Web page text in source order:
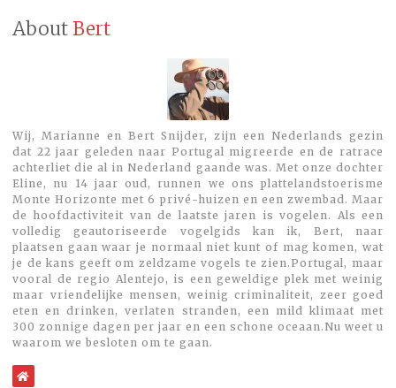
About Bert
Wij, Marianne en Bert Snijder, zijn een Nederlands gezin
dat 22 jaar geleden naar Portugal migreerde en de ratrace
achterliet die al in Nederland gaande was. Met onze dochter
Eline, nu 14 jaar oud, runnen we ons plattelandstoerisme
Monte Horizonte met 6 privé-huizen en een zwembad. Maar
de hoofdactiviteit van de laatste jaren is vogelen. Als een
volledig geautoriseerde vogelgids kan ik, Bert, naar
plaatsen gaan waar je normaal niet kunt of mag komen, wat
je de kans geeft om zeldzame vogels te zien.Portugal, maar
vooral de regio Alentejo, is een geweldige plek met weinig
maar vriendelijke mensen, weinig criminaliteit, zeer goed
eten en drinken, verlaten stranden, een mild klimaat met
300 zonnige dagen per jaar en een schone oceaan.Nu weet u
waarom we besloten om te gaan.